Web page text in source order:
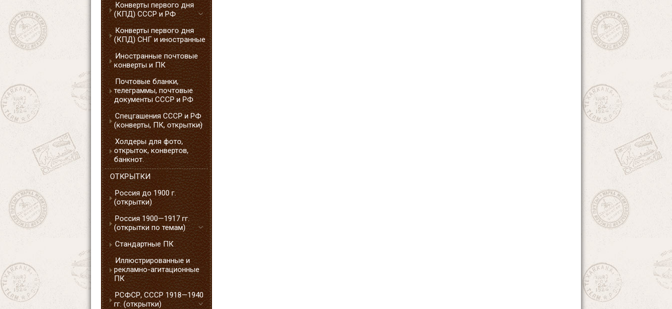
Конверты первого дня
(КПД) СССР и РФ
Конверты первого дня
(КПД) СНГ и иностранные
Иностранные почтовые
конверты и ПК
Почтовые бланки,
телеграммы, почтовые
документы СССР и РФ
Спецгашения СССР и РФ
(конверты, ПК, открытки)
Холдеры для фото,
открыток, конвертов,
банкнот.
ОТКРЫТКИ
Россия до 1900 г.
(открытки)
Россия 1900—1917 гг.
(открытки по темам)
Стандартные ПК
Иллюстрированные и
рекламно-агитационные
ПК
РСФСР, СССР 1918—1940
гг. (открытки)